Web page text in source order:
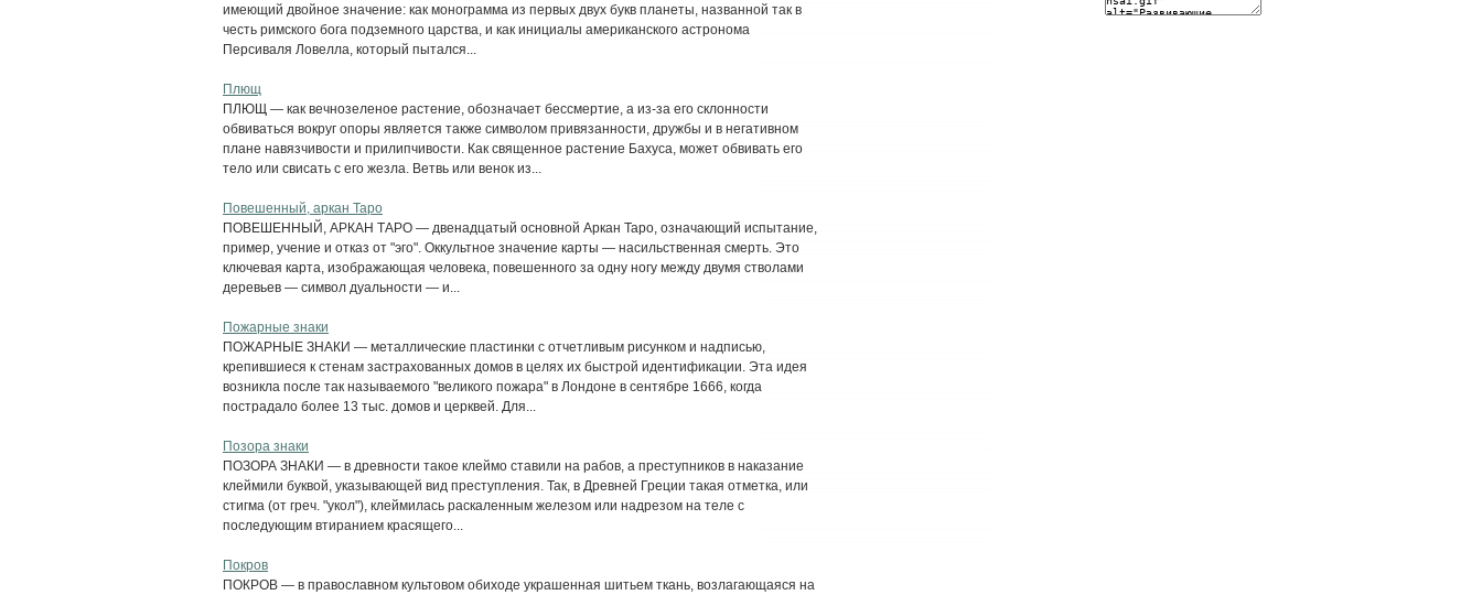
имеющий двойное значение: как монограмма из первых двух букв планеты, названной так в
честь римского бога подземного царства, и как инициалы американского астронома
Персиваля Ловелла, который пытался...
Плющ
ПЛЮЩ — как вечнозеленое растение, обозначает бессмертие, а из-за его склонности
обвиваться вокруг опоры является также символом привязанности, дружбы и в негативном
плане навязчивости и прилипчивости. Как священное растение Бахуса, может обвивать его
тело или свисать с его жезла. Ветвь или венок из...
Повешенный, аркан Таро
ПОВЕШЕННЫЙ, АРКАН ТАРО — двенадцатый основной Аркан Таро, означающий испытание,
пример, учение и отказ от "эго". Оккультное значение карты — насильственная смерть. Это
ключевая карта, изображающая человека, повешенного за одну ногу между двумя стволами
деревьев — символ дуальности — и...
Пожарные знаки
ПОЖАРНЫЕ ЗНАКИ — металлические пластинки с отчетливым рисунком и надписью,
крепившиеся к стенам застрахованных домов в целях их быстрой идентификации. Эта идея
возникла после так называемого "великого пожара" в Лондоне в сентябре 1666, когда
пострадало более 13 тыс. домов и церквей. Для...
Позора знаки
ПОЗОРА ЗНАКИ — в древности такое клеймо ставили на рабов, а преступников в наказание
клеймили буквой, указывающей вид преступления. Так, в Древней Греции такая отметка, или
стигма (от греч. "укол"), клеймилась раскаленным железом или надрезом на теле с
последующим втиранием красящего...
Покров
ПОКРОВ — в православном культовом обиходе украшенная шитьем ткань, возлагающаяся на